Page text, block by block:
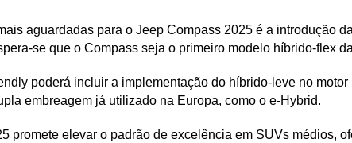
aguardadas para o Jeep Compass 2025 é a introdução
se que o Compass seja o primeiro modelo híbrido-flex
poderá incluir a implementação do híbrido-leve no
embreagem já utilizado na Europa, como o e-Hybrid.
promete elevar o padrão de excelência em SUVs médios,